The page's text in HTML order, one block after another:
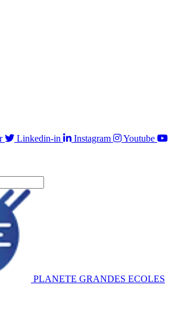
Linkedin-in Instagram
Youtube
PLANETE GRANDES ECOLES